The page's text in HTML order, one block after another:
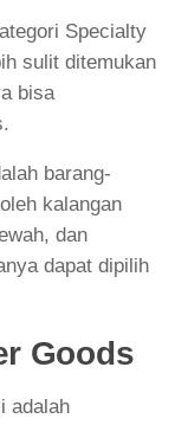
Specialty
sulit ditemukan
bisa
barang-
kalangan
dan
dapat dipilih
Goods
adalah